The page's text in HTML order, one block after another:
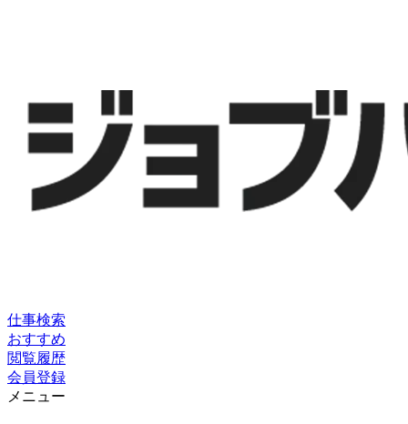
仕事検索
おすすめ
閲覧履歴
会員登録
メニュー